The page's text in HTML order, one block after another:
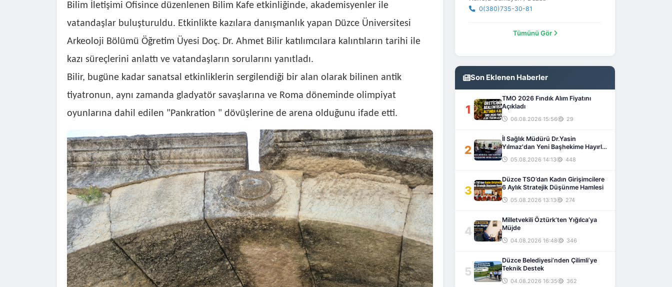
Bilim İletişimi Ofisince düzenlenen Bilim Kafe etkinliğinde, akademisyenler ile
vatandaşlar buluşturuldu. Etkinlikte kazılara danışmanlık yapan Düzce Üniversitesi
Arkeoloji Bölümü Öğretim Üyesi Doç. Dr. Ahmet Bilir katılımcılara kalıntıların tarihi ile
kazı süreçlerini anlattı ve vatandaşların sorularını yanıtladı.
Bilir, bugüne kadar sanatsal etkinliklerin sergilendiği bir alan olarak bilinen antik
tiyatronun, aynı zamanda gladyatör savaşlarına ve Roma döneminde olimpiyat
oyunlarına dahil edilen "Pankration " dövüşlerine de arena olduğunu ifade etti.
0(380)735-30-81
Tümünü Gör
Son Eklenen Haberler
1
TMO 2026 Fındık Alım Fiyatını
Açıkladı
06.08.2026 15:56 29
2
İl Sağlık Müdürü Dr.Yasin
Yılmaz'dan Yeni Başhekime Hayırlı
Olsun Ziyareti
05.08.2026 14:13 448
3
Düzce TSO’dan Kadın Girişimcilere
6 Aylık Stratejik Düşünme Hamlesi
05.08.2026 13:13 274
4
Milletvekili Öztürk’ten Yığılca’ya
Müjde
04.08.2026 16:48 346
5
Düzce Belediyesi’nden Çilimli’ye
Teknik Destek
04.08.2026 16:35 362